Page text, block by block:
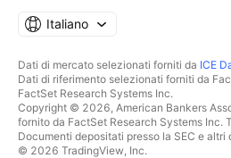
Italiano
Dati di mercato selezionati forniti da ICE
Dati di riferimento selezionati forniti da
FactSet Research Systems Inc.
Copyright © 2026, American Bankers
fornito da FactSet Research Systems Inc.
Documenti depositati presso la SEC e altri
© 2026 TradingView, Inc.